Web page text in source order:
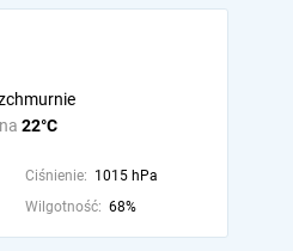
22°C
Ciśnienie: 1015 hPa
Wilgotność: 68%